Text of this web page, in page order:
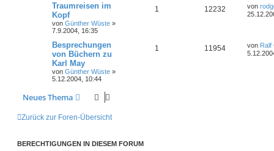
Traumreisen im
Kopf
von Günther Wüste »
7.9.2004, 16:35
1 12232 von
Besprechungen
von Büchern zu
Karl May
von Günther Wüste »
5.12.2004, 10:44
1 11954 von
Neues Thema
Zurück zur Foren-Übersicht
BERECHTIGUNGEN IN DIESEM FORUM